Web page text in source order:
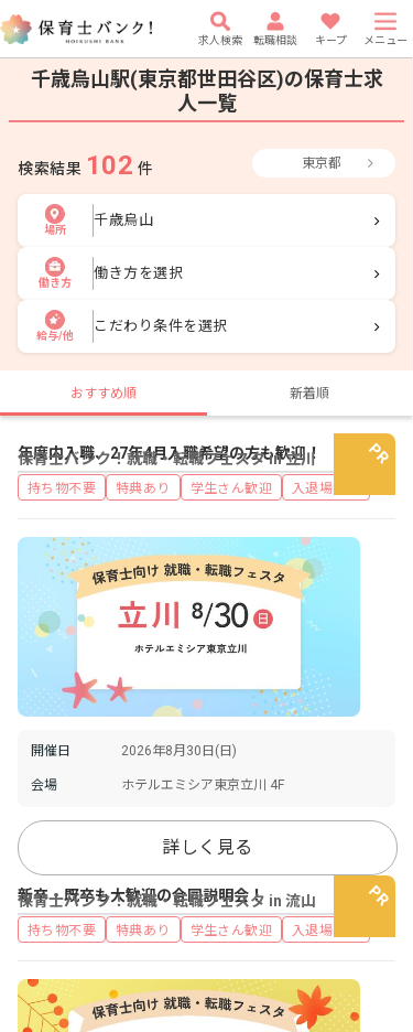
求人検索 転職相談 キープ メニュー
千歳烏山駅(東京都世田谷区)の保育士求
人一覧
検索結果 102 件 東京都
場所
千歳烏山
働き方
働き方を選択
給与/他
こだわり条件を選択
おすすめ順 新着順
保育士バンク！就職・転職フェスタ in 立川
年度内入職、27年4月入職希望の方も歓迎！
持ち物不要 特典あり 学生さん歓迎 入退場自由
開催日 2026年8月30日(日)
会場 ホテルエミシア東京立川 4F
詳しく見る
保育士バンク！就職・転職フェスタ in 流山
新卒・既卒も大歓迎の合同説明会！
持ち物不要 特典あり 学生さん歓迎 入退場自由